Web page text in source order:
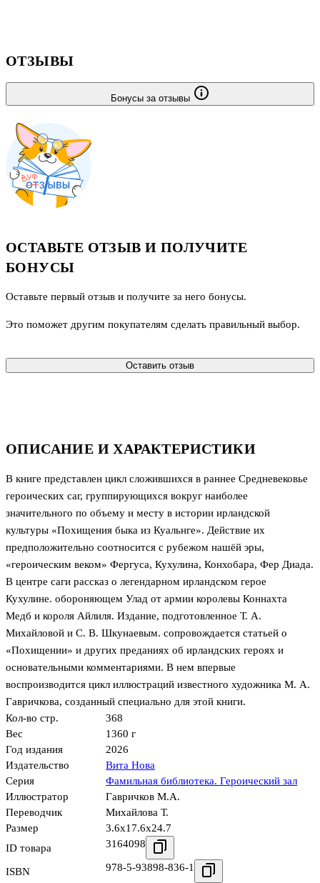
ОПИСАНИЕ И ХАРАКТЕРИСТИКИ
В книге представлен цикл сложившихся в раннее Средневековье
героических саг, группирующихся вокруг наиболее
значительного по объему и месту в истории ирландской
культуры «Похищения быка из Куальнге». Действие их
предположительно соотносится с рубежом нашёй эры,
«героическим веком» Фергуса, Кухулина, Конхобара, Фер Диада.
В центре саги рассказ о легендарном ирландском герое
Кухулине. обороняющем Улад от армии королевы Коннахта
Медб и короля Айлиля. Издание, подготовленное Т. А.
Михайловой и С. В. Шкунаевым. сопровождается статьей о
«Похищении» и других преданиях об ирландских героях и
основательными комментариями. В нем впервые
воспроизводится цикл иллюстраций известного художника М. А.
Гавричкова, созданный специально для этой книги.
Кол-во стр.
368
Вес
1360 г
Год издания
2026
Издательство
Вита Нова
Серия
Фамильная библиотека. Героический зал
Иллюстратор
Гавричков М.А.
Переводчик
Михайлова Т.
Размер
3.6x17.6x24.7
ID товара
3164098
ISBN 978-5-93898-836-1
ОТЗЫВЫ
Бонусы за отзывы
ОСТАВЬТЕ ОТЗЫВ И ПОЛУЧИТЕ
БОНУСЫ
Оставьте первый отзыв и получите за него бонусы.
Это поможет другим покупателям сделать правильный выбор.
Оставить отзыв